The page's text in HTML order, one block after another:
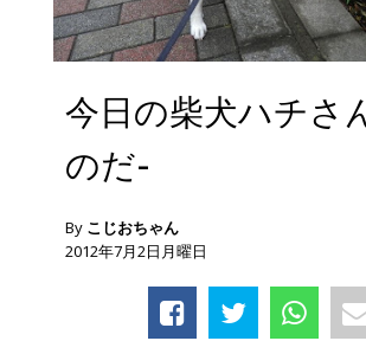
今日の柴犬ハチさ
のだ-
By こじおちゃん
2012年7月2日月曜日